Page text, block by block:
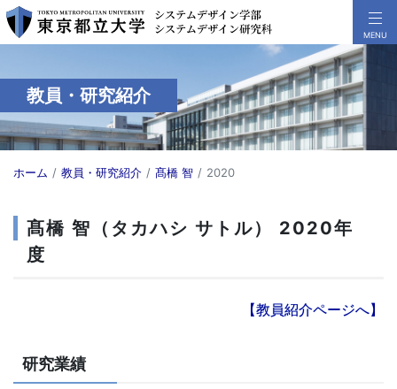
教員・研究紹介
ホーム 教員・研究紹介 髙橋 智 2020
髙橋 智（タカハシ サトル） 2020年
度
【教員紹介ページへ】
研究業績